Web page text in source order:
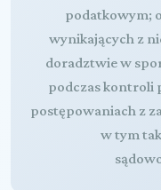
podatkowym;
wynikających z
doradztwie w
podczas kontroli
postępowaniach z
w tym